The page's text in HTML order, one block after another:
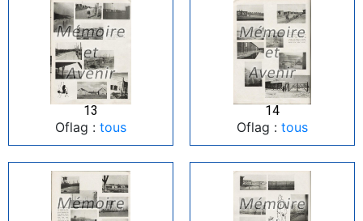
13
Oflag : tous
14
Oflag : tous